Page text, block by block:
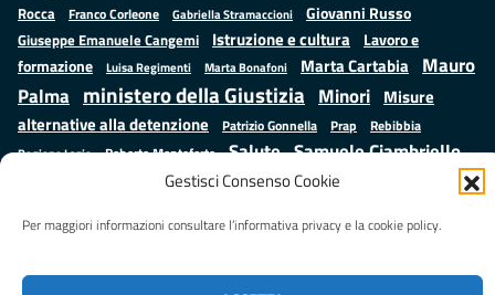
Gestisci Consenso Cookie
Per maggiori informazioni consultare l’informativa privacy e la cookie policy.
Rocca
Franco Corleone Gabriella Stramaccioni Giovanni Russo
Giuseppe Emanuele Cangemi Istruzione e cultura
Lavoro e
formazione
Luisa Regimenti Marta Bonafoni Marta Cartabia Mauro
Palma ministero della Giustizia Minori Misure
alternative alla detenzione
Patrizio Gonnella Prap
Rebibbia
Regione Lazio
Roberto Monteforte Salute Samuele Ciambriello
Sergio Mattarella Situazione in numeri
Stefano Anastasìa Valentina Calderone